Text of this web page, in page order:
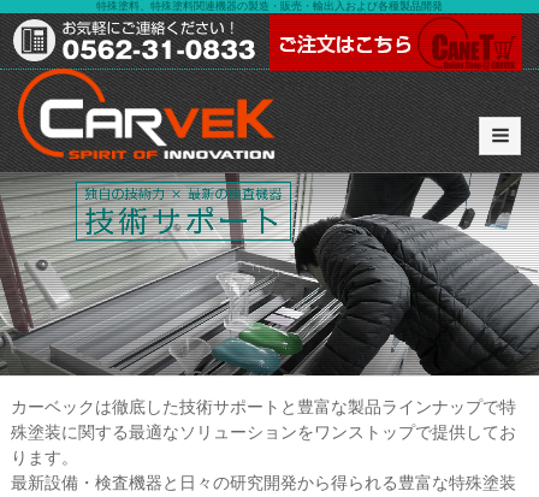
特殊塗料、特殊塗料関連機器の製造・販売・輸出入および各種製品開発
カーベックは徹底した技術サポートと豊富な製品ラインナップで特
殊塗装に関する最適なソリューションをワンストップで提供してお
ります。
最新設備・検査機器と日々の研究開発から得られる豊富な特殊塗装